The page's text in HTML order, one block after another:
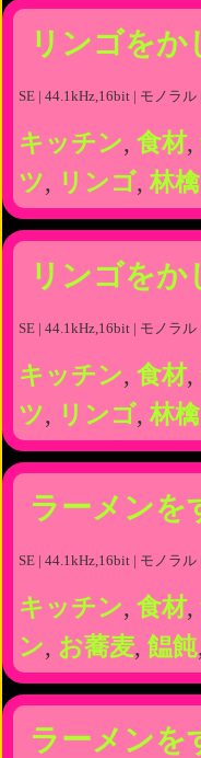
リンゴをか
SE | 44.1kHz,16bit | モノラル |
キッチン, 食材,
ツ, リンゴ, 林檎
リンゴをか
SE | 44.1kHz,16bit | モノラル |
キッチン, 食材,
ツ, リンゴ, 林檎
ラーメンを
SE | 44.1kHz,16bit | モノラル |
キッチン, 食材,
ン, お蕎麦, 饂飩
ラーメンを